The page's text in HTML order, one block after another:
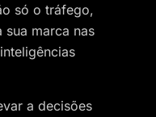
só o tráfego,
sua marca nas
a decisões